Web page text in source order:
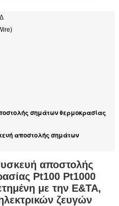
σημάτων θερμοκρασίας
αποστολής σημάτων
αποστολής
Pt100 Pt1000
με την Ε&ΤΑ,
ζευγών